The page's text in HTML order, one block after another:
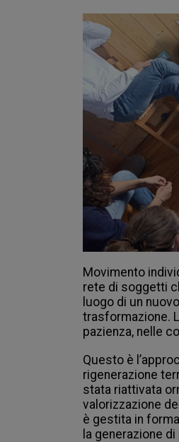
Movimento
rete di soggetti
luogo di un
trasformazione.
pazienza, nelle
Questo è
rigenerazione
stata riattivata
valorizzazione
è gestita in
la generazione